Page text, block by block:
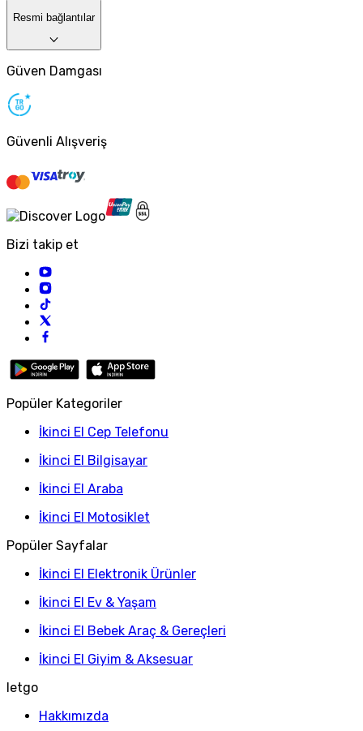
Resmi bağlantılar
Güven Damgası
Güvenli Alışveriş
Bizi takip et
Popüler Kategoriler
İkinci El Cep Telefonu
İkinci El Bilgisayar
İkinci El Araba
İkinci El Motosiklet
Popüler Sayfalar
İkinci El Elektronik Ürünler
İkinci El Ev & Yaşam
İkinci El Bebek Araç & Gereçleri
İkinci El Giyim & Aksesuar
letgo
Hakkımızda